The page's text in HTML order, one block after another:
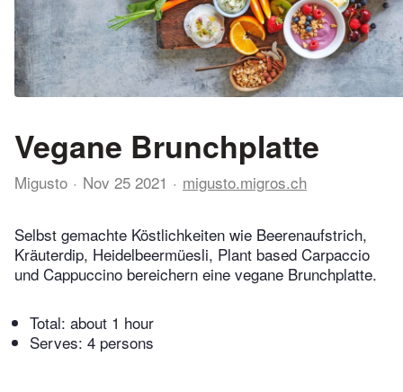
Vegane Brunchplatte
Migusto Nov 25 2021 migusto.migros.ch
Selbst gemachte Köstlichkeiten wie Beerenaufstrich,
Kräuterdip, Heidelbeermüesli, Plant based Carpaccio
und Cappuccino bereichern eine vegane Brunchplatte.
Total: about 1 hour
Serves: 4 persons